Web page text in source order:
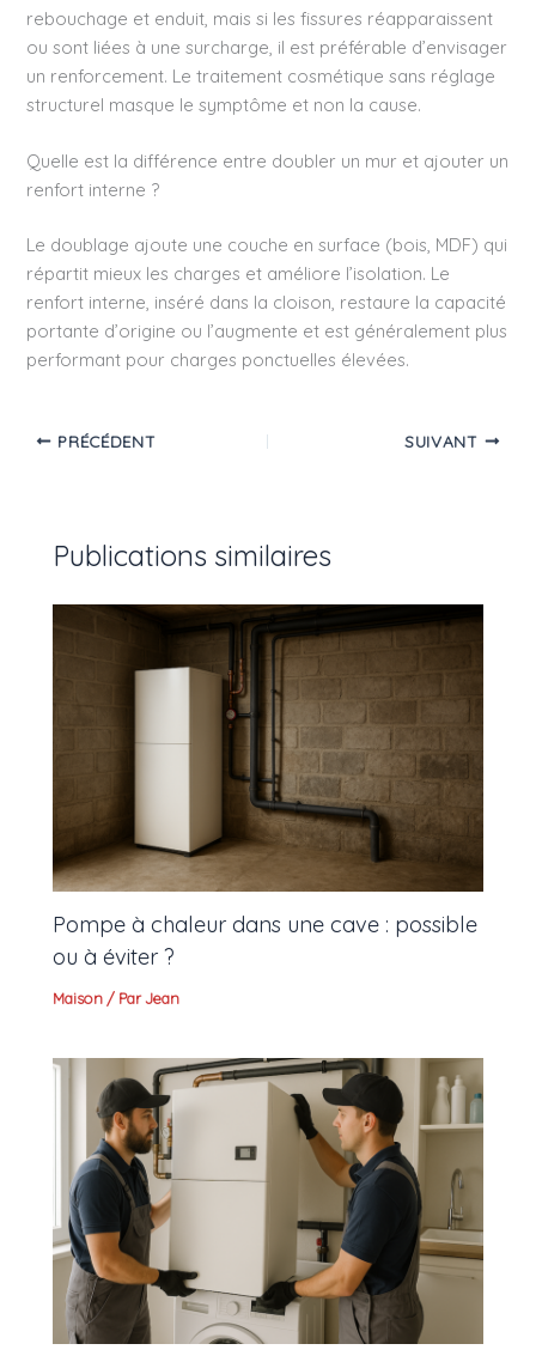
rebouchage et enduit, mais si les fissures réapparaissent
ou sont liées à une surcharge, il est préférable d’envisager
un renforcement. Le traitement cosmétique sans réglage
structurel masque le symptôme et non la cause.
Quelle est la différence entre doubler un mur et ajouter un
renfort interne ?
Le doublage ajoute une couche en surface (bois, MDF) qui
répartit mieux les charges et améliore l’isolation. Le
renfort interne, inséré dans la cloison, restaure la capacité
portante d’origine ou l’augmente et est généralement plus
performant pour charges ponctuelles élevées.
PRÉCÉDENT SUIVANT
Publications similaires
Pompe à chaleur dans une cave : possible
ou à éviter ?
Maison / ParJean